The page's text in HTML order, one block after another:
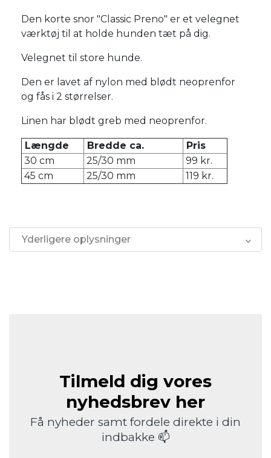
Den korte snor "Classic Preno" er et velegnet
værktøj til at holde hunden tæt på dig.
Velegnet til store hunde.
Den er lavet af nylon med blødt neoprenfor
og fås i 2 størrelser.
Linen har blødt greb med neoprenfor.
Længde Bredde ca.
Pris
30 cm
25/30 mm
99 kr.
45 cm
25/30 mm 119 kr.
Yderligere oplysninger
Tilmeld dig vores
nyhedsbrev her
Få nyheder samt fordele direkte i din
indbakke 📫